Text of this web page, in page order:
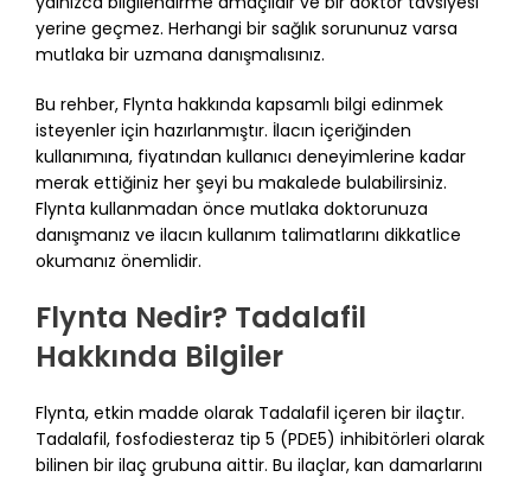
yerine geçmez. Herhangi bir sağlık sorununuz varsa
mutlaka bir uzmana danışmalısınız.
Bu rehber, Flynta hakkında kapsamlı bilgi edinmek
isteyenler için hazırlanmıştır. İlacın içeriğinden
kullanımına, fiyatından kullanıcı deneyimlerine kadar
merak ettiğiniz her şeyi bu makalede bulabilirsiniz.
Flynta kullanmadan önce mutlaka doktorunuza
danışmanız ve ilacın kullanım talimatlarını dikkatlice
okumanız önemlidir.
Flynta Nedir? Tadalafil
Hakkında Bilgiler
Flynta, etkin madde olarak Tadalafil içeren bir ilaçtır.
Tadalafil, fosfodiesteraz tip 5 (PDE5) inhibitörleri olarak
bilinen bir ilaç grubuna aittir. Bu ilaçlar, kan damarlarını